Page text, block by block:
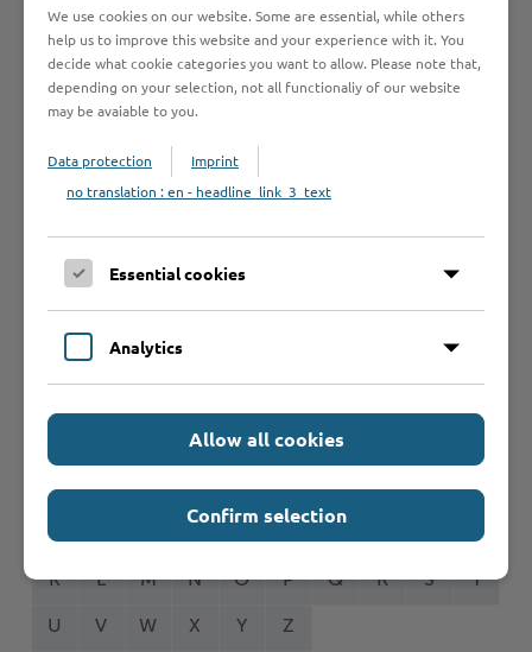
Schnelleinstieg
Seite auswählen
Online-Services
Formulare
Leistungen von A bis Z
A J
K L M N O P Q R S T
U V W X Y Z
We use cookies on our website. Some are essential, while others
help us to improve this website and your experience with it. You
decide what cookie categories you want to allow. Please note that,
depending on your selection, not all functionaliy of our website
may be avaiable to you.
Data protection
Imprint
no translation : en - headline_link_3_text
Essential cookies
Analytics
Allow all cookies
Confirm selection